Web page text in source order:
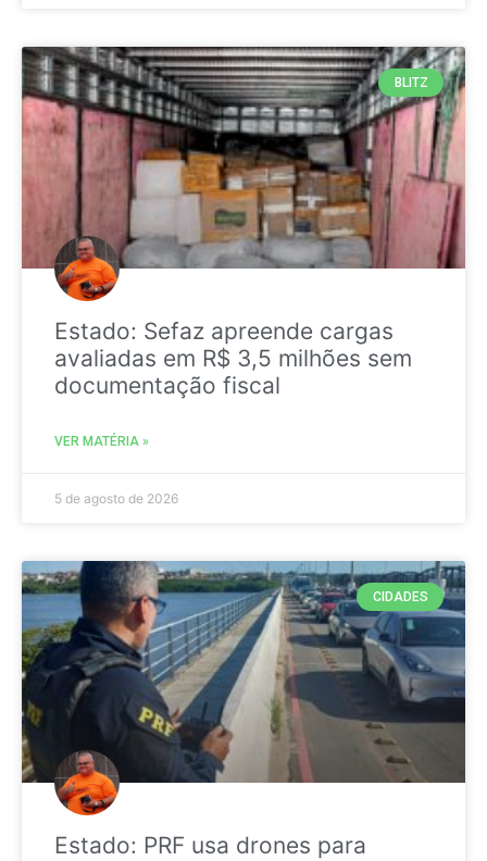
BLITZ
Estado: Sefaz apreende cargas
avaliadas em R$ 3,5 milhões sem
documentação fiscal
VER MATÉRIA »
5 de agosto de 2026
CIDADES
Estado: PRF usa drones para